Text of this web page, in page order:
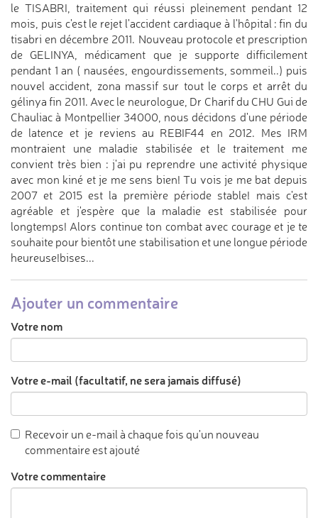
le TISABRI, traitement qui réussi pleinement pendant 12
mois, puis c'est le rejet l'accident cardiaque à l'hôpital : fin du
tisabri en décembre 2011. Nouveau protocole et prescription
de GELINYA, médicament que je supporte difficilement
pendant 1 an ( nausées, engourdissements, sommeil..) puis
nouvel accident, zona massif sur tout le corps et arrêt du
gélinya fin 2011. Avec le neurologue, Dr Charif du CHU Gui de
Chauliac à Montpellier 34000, nous décidons d'une période
de latence et je reviens au REBIF44 en 2012. Mes IRM
montraient une maladie stabilisée et le traitement me
convient très bien : j'ai pu reprendre une activité physique
avec mon kiné et je me sens bien! Tu vois je me bat depuis
2007 et 2015 est la première période stable! mais c'est
agréable et j'espère que la maladie est stabilisée pour
longtemps! Alors continue ton combat avec courage et je te
souhaite pour bientôt une stabilisation et une longue période
heureuse!bises...
Ajouter un commentaire
Votre nom
Votre e-mail (facultatif, ne sera jamais diffusé)
Recevoir un e-mail à chaque fois qu'un nouveau
commentaire est ajouté
Votre commentaire